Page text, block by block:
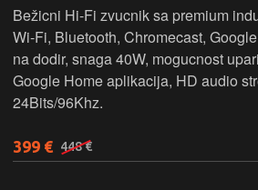
Bežicni Hi-Fi zvucnik sa premium
Wi-Fi, Bluetooth, Chromecast,
na dodir, snaga 40W, mogucnost
Google Home aplikacija, HD audio
24Bits/96Khz.
399 € 448 €